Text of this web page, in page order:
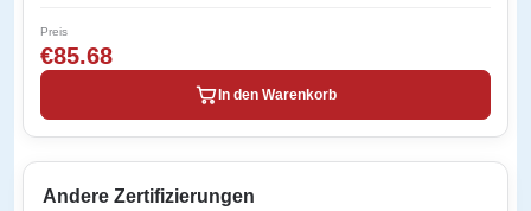
Preis
€85.68
In den Warenkorb
Andere Zertifizierungen